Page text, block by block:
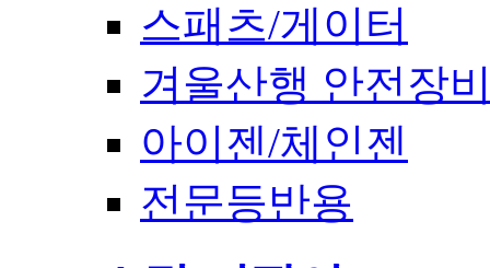
스패츠/게이터
겨울산행 안전장
아이젠/체인젠
전문등반용